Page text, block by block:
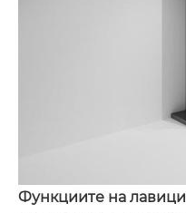
Функциите на